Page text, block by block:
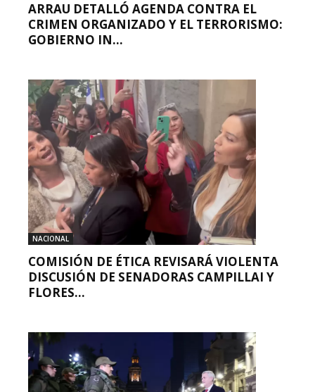
ARRAU DETALLÓ AGENDA CONTRA EL
CRIMEN ORGANIZADO Y EL TERRORISMO:
GOBIERNO IN...
NACIONAL
COMISIÓN DE ÉTICA REVISARÁ VIOLENTA
DISCUSIÓN DE SENADORAS CAMPILLAI Y
FLORES...